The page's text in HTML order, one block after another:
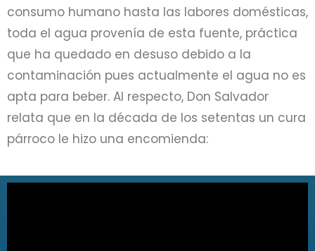
consumo humano hasta las labores domésticas,
toda el agua provenía de esta fuente, práctica
que ha quedado en desuso debido a la
contaminación pues actualmente el agua no es
apta para beber. Al respecto, Don Salvador
relata que en la década de los setentas un cura
párroco le hizo una encomienda: